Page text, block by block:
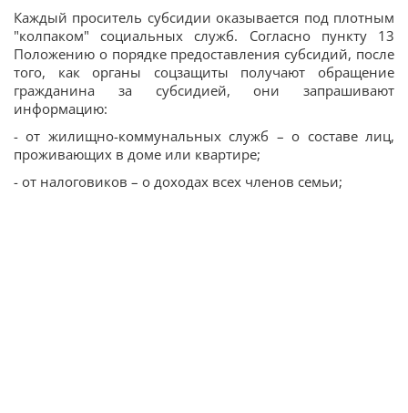
Каждый проситель субсидии оказывается под плотным
"колпаком" социальных служб. Согласно пункту 13
Положению о порядке предоставления субсидий, после
того, как органы соцзащиты получают обращение
гражданина за субсидией, они запрашивают
информацию:
- от жилищно-коммунальных служб – о составе лиц,
проживающих в доме или квартире;
- от налоговиков – о доходах всех членов семьи;